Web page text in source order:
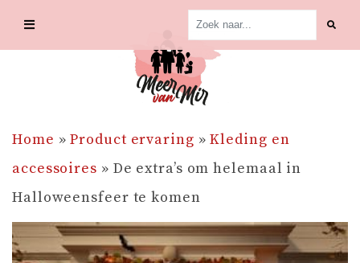
Home »Product ervaring »Kleding en
accessoires » De extra’s om helemaal in
Halloweensfeer te komen